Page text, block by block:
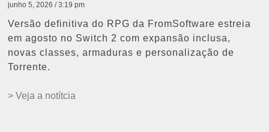
junho 5, 2026 3:19 pm
Versão definitiva do RPG da FromSoftware estreia
em agosto no Switch 2 com expansão inclusa,
novas classes, armaduras e personalização de
Torrente.
> Veja a notítcia